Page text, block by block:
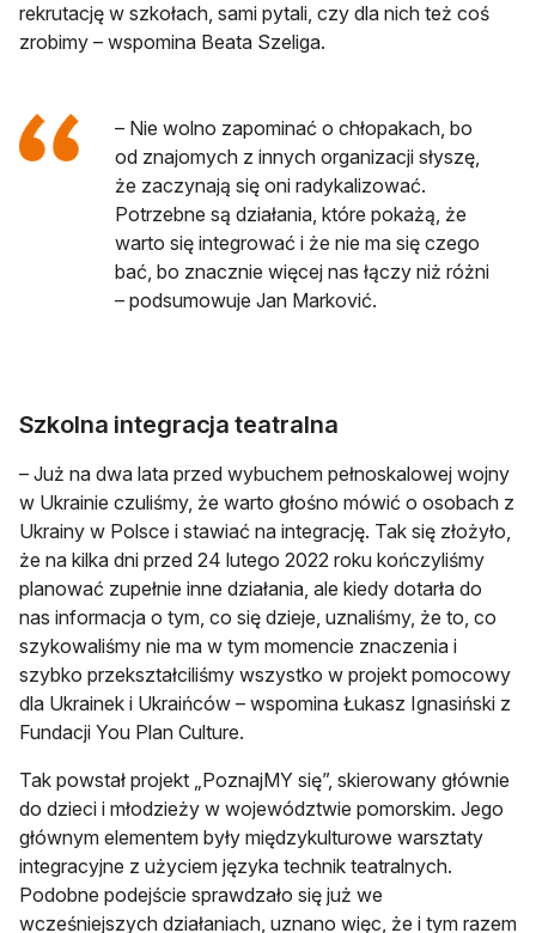
rekrutację w szkołach, sami pytali, czy dla nich też coś
zrobimy – wspomina Beata Szeliga.
– Nie wolno zapominać o chłopakach, bo
od znajomych z innych organizacji słyszę,
że zaczynają się oni radykalizować.
Potrzebne są działania, które pokażą, że
warto się integrować i że nie ma się czego
bać, bo znacznie więcej nas łączy niż różni
– podsumowuje Jan Marković.
Szkolna integracja teatralna
– Już na dwa lata przed wybuchem pełnoskalowej wojny
w Ukrainie czuliśmy, że warto głośno mówić o osobach z
Ukrainy w Polsce i stawiać na integrację. Tak się złożyło,
że na kilka dni przed 24 lutego 2022 roku kończyliśmy
planować zupełnie inne działania, ale kiedy dotarła do
nas informacja o tym, co się dzieje, uznaliśmy, że to, co
szykowaliśmy nie ma w tym momencie znaczenia i
szybko przekształciliśmy wszystko w projekt pomocowy
dla Ukrainek i Ukraińców – wspomina Łukasz Ignasiński z
Fundacji You Plan Culture.
Tak powstał projekt „PoznajMY się”, skierowany głównie
do dzieci i młodzieży w województwie pomorskim. Jego
głównym elementem były międzykulturowe warsztaty
integracyjne z użyciem języka technik teatralnych.
Podobne podejście sprawdzało się już we
wcześniejszych działaniach, uznano więc, że i tym razem